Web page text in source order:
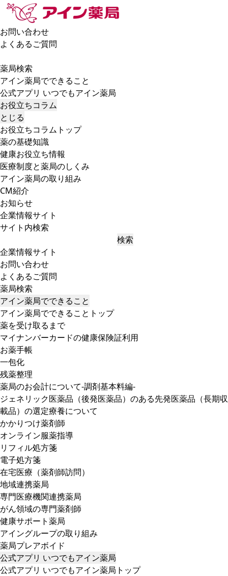
お問い合わせ
よくあるご質問
薬局検索
アイン薬局でできること
公式アプリ いつでもアイン薬局
お役立ちコラム
とじる
お役立ちコラムトップ
薬の基礎知識
健康お役立ち情報
医療制度と薬局のしくみ
アイン薬局の取り組み
CM紹介
お知らせ
企業情報サイト
サイト内検索
検索
企業情報サイト
お問い合わせ
よくあるご質問
薬局検索
アイン薬局でできること
アイン薬局でできることトップ
薬を受け取るまで
マイナンバーカードの健康保険証利用
お薬手帳
一包化
残薬整理
薬局のお会計について-調剤基本料編-
ジェネリック医薬品（後発医薬品）のある先発医薬品（長期収
載品）の選定療養について
かかりつけ薬剤師
オンライン服薬指導
リフィル処方箋
電子処方箋
在宅医療（薬剤師訪問）
地域連携薬局
専門医療機関連携薬局
がん領域の専門薬剤師
健康サポート薬局
アイングループの取り組み
薬局プレアボイド
公式アプリ いつでもアイン薬局
公式アプリ いつでもアイン薬局トップ